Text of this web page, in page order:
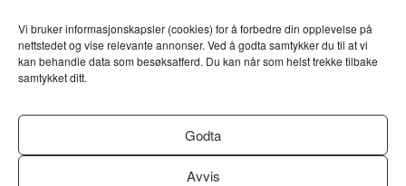
Vi bruker informasjonskapsler (cookies) for å forbedre din opplevelse på
nettstedet og vise relevante annonser. Ved å godta samtykker du til at vi
kan behandle data som besøksatferd. Du kan når som helst trekke tilbake
samtykket ditt.
Godta
Avvis